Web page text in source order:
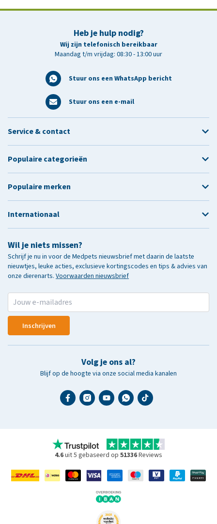
Heb je hulp nodig?
Wij zijn telefonisch bereikbaar
Maandag t/m vrijdag: 08:30 - 13:00 uur
Stuur ons een WhatsApp bericht
Stuur ons een e-mail
Wil je niets missen?
Schrijf je nu in voor de Medpets nieuwsbrief met daarin de laatste
nieuwtjes, leuke acties, exclusieve kortingscodes en tips & advies van
onze dierenarts. Voorwaarden nieuwsbrief
Inschrijven
Volg je ons al?
Blijf op de hoogte via onze social media kanalen
Service & contact
Populaire categorieën
Populaire merken
Internationaal
4.6uit 5 gebaseerd op 51336Reviews